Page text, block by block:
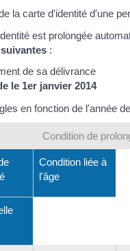
la carte d'identité d'une
est prolongée
:
de sa délivrance
le 1er janvier 2014
en fonction de l'année
Condition de
Condition liée à
l'âge